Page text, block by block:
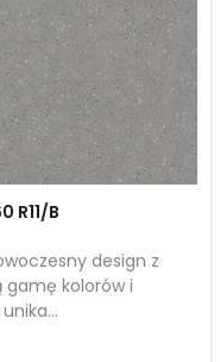
R11/B
design z
kolorów i